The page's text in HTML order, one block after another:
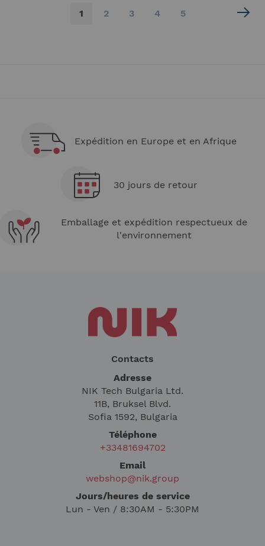
Vous
1 Page
2 Page
3 Page
4 Page
5
Expédition en Europe et en Afrique
30 jours de retour
Emballage et expédition respectueux de
l'environnement
Contacts
Adresse
NIK Tech Bulgaria Ltd.
11B, Bruksel Blvd.
Sofia 1592, Bulgaria
Téléphone
+33481694702
Email
webshop@nik.group
Jours/heures de service
Lun - Ven / 8:30AM - 5:30PM